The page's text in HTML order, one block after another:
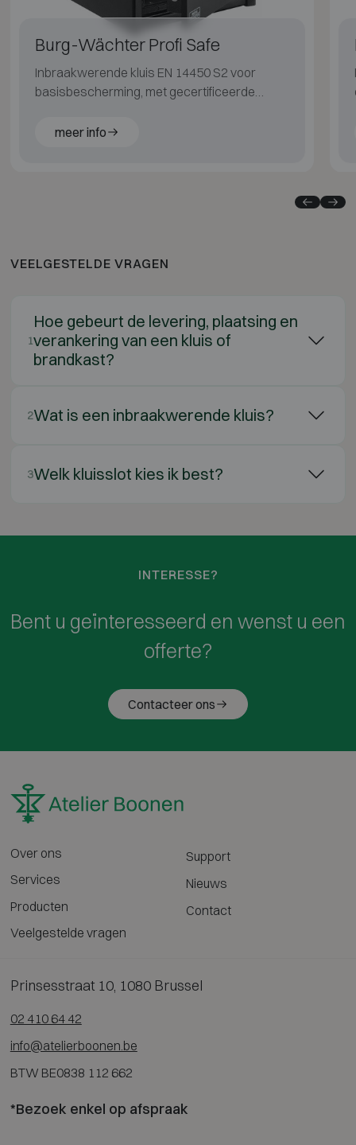
Burg-Wächter Profi Safe
Inbraakwerende kluis EN 14450 S2 voor
basisbescherming, met gecertificeerde
meer info
VEELGESTELDE VRAGEN
1
Hoe gebeurt de levering, plaatsing en
verankering van een kluis of
brandkast?
2Wat is een inbraakwerende kluis?
3Welk kluisslot kies ik best?
INTERESSE?
Bent u geïnteresseerd en wenst u een
offerte?
Contacteer ons
Over ons
Services
Producten
Veelgestelde vragen
Support
Nieuws
Contact
Prinsesstraat 10, 1080 Brussel
02 410 64 42
info@atelierboonen.be
BTW BE0838 112 662
*Bezoek enkel op afspraak